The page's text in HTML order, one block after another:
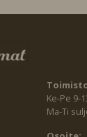
Ke-Pe 9-
Ma-Ti